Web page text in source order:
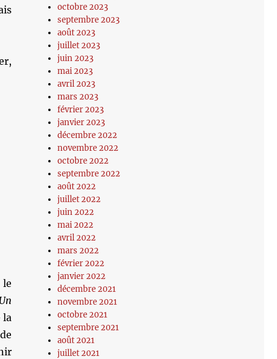
Un
la
octobre 2023
septembre 2023
août 2023
juillet 2023
juin 2023
mai 2023
avril 2023
mars 2023
février 2023
janvier 2023
décembre 2022
novembre 2022
octobre 2022
septembre 2022
août 2022
juillet 2022
juin 2022
mai 2022
avril 2022
mars 2022
février 2022
janvier 2022
décembre 2021
novembre 2021
octobre 2021
septembre 2021
août 2021
juillet 2021